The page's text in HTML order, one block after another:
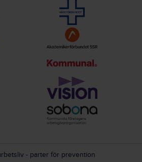
- parter för prevention